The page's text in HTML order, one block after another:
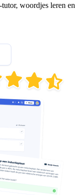
woordjes leren en